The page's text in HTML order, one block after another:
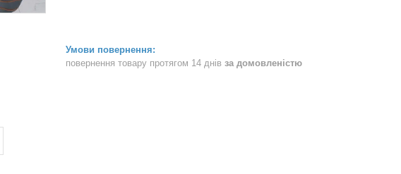
повернення товару протягом 14 днів за домовленістю